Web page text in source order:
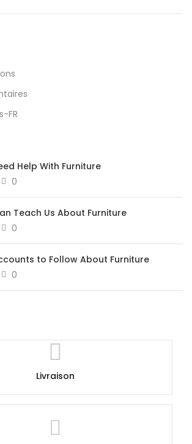
FR
Help With Furniture
0
Teach Us About Furniture
0
to Follow About Furniture
0
Livraison